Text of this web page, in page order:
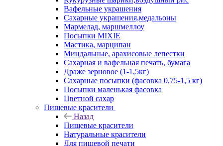
Вафельные украшения
Сахарные украшения,медальоны
Мармелад, маршмеллоу
Посыпки MIXIE
Мастика, марципан
Миндальные, арахисовые лепестки
Сахарная и вафельная печать, бумага
Драже зерновое (1-1,5кг)
Сахарные посыпки (фасовка 0,75-1,5 кг)
Посыпки маленькая фасовка
Цветной сахар
Пищевые красители
Назад
Пищевые красители
Натуральные красители
Для пищевой печати